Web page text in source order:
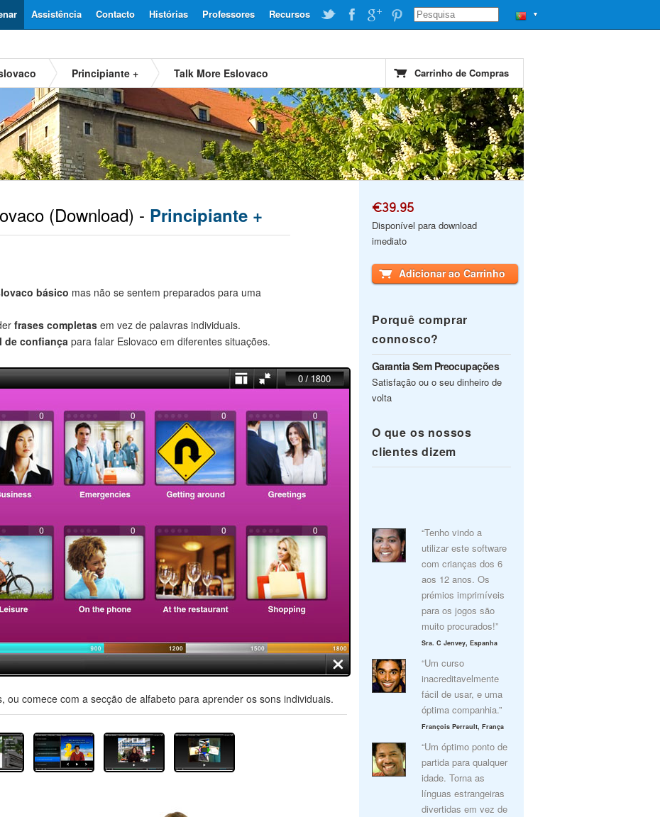
▼
Recursos
Professores
Histórias
Contacto
Assistência
Principiante + Talk More Eslovaco Carrinho de Compras
(Download) - Principiante +
básico mas não se sentem preparados para uma
frases completas em vez de palavras individuais.
de confiança para falar Eslovaco em diferentes situações.
ou comece com a secção de alfabeto para aprender os sons individuais.
€39.95
Disponível para download
imediato
Adicionar ao Carrinho
Porquê comprar
connosco?
Garantia Sem Preocupações
Satisfação ou o seu dinheiro de
volta
O que os nossos
clientes dizem
“Tenho vindo a
utilizar este software
com crianças dos 6
aos 12 anos. Os
prémios imprimíveis
para os jogos são
muito procurados!”
Sra. C Jenvey, Espanha
“Um curso
inacreditavelmente
fácil de usar, e uma
óptima companhia.”
François Perrault, França
“Um óptimo ponto de
partida para qualquer
idade. Torna as
línguas estrangeiras
divertidas em vez de